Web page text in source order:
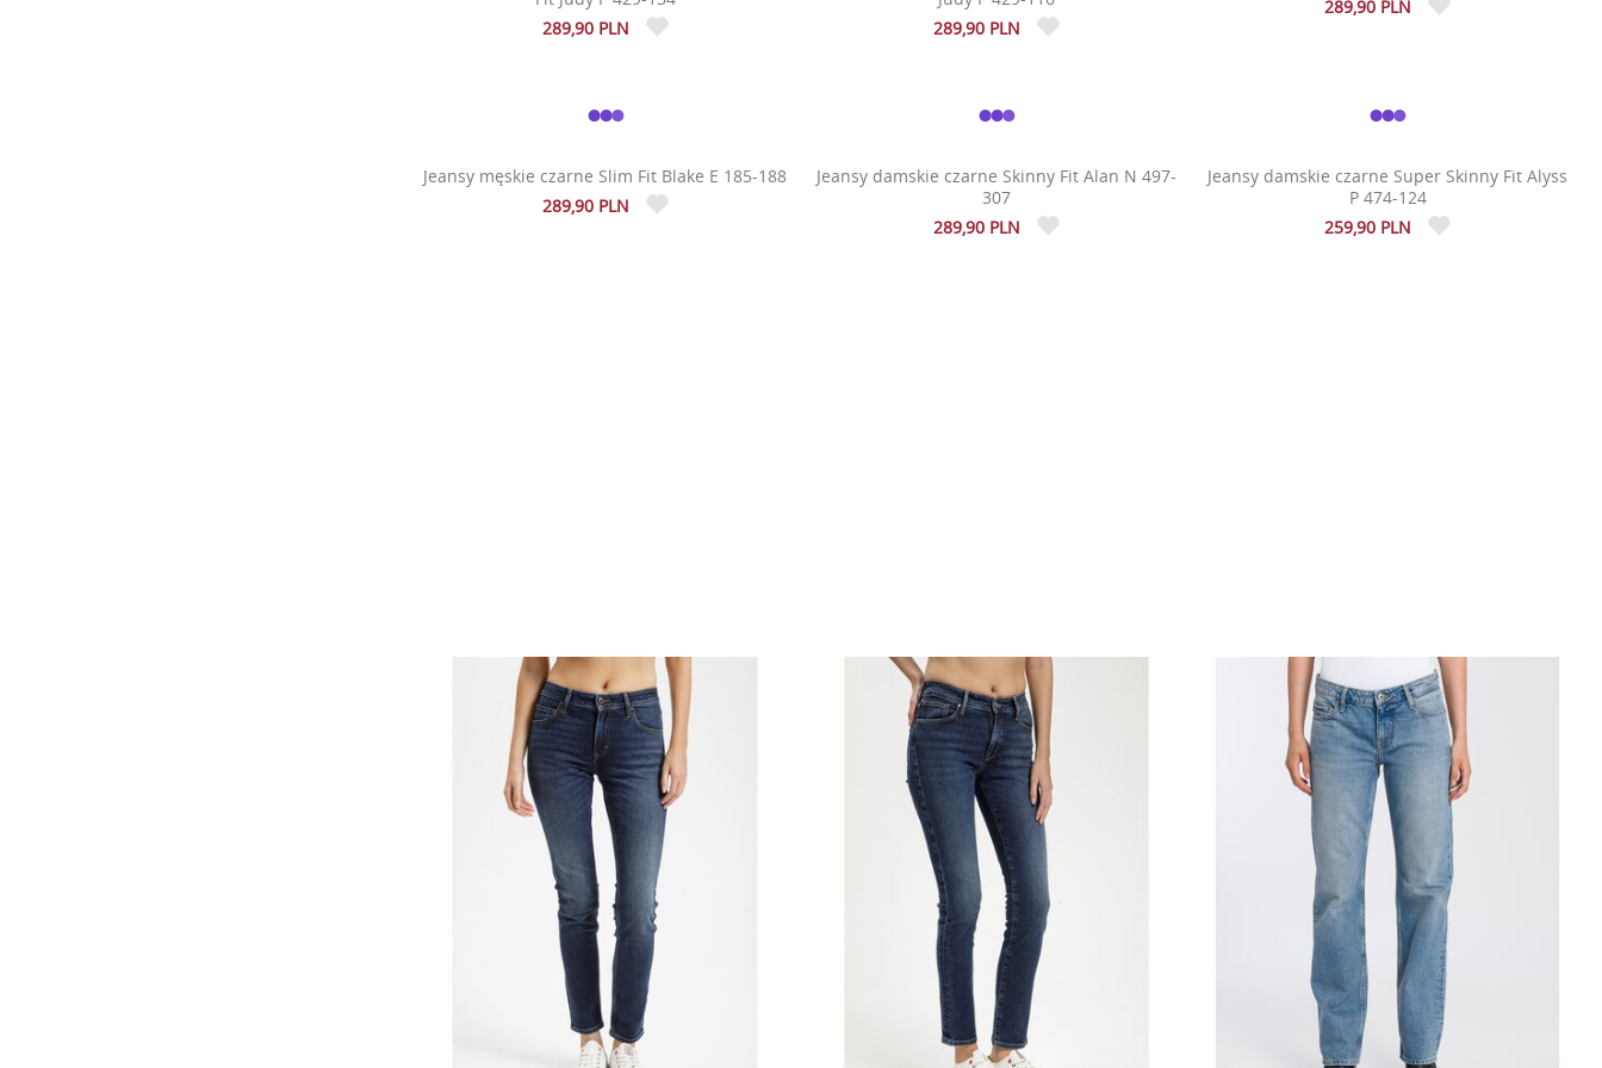
289,90 PLN
289,90 PLN
289,90 PLN
Jeansy męskie czarne Slim Fit Blake E 185-188
289,90 PLN
Jeansy damskie czarne Skinny Fit Alan N 497-
307
289,90 PLN
Jeansy damskie czarne Super Skinny Fit Alyss
P 474-124
259,90 PLN